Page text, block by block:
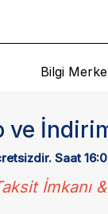
Bilgi
ve
Saat
İmkanı